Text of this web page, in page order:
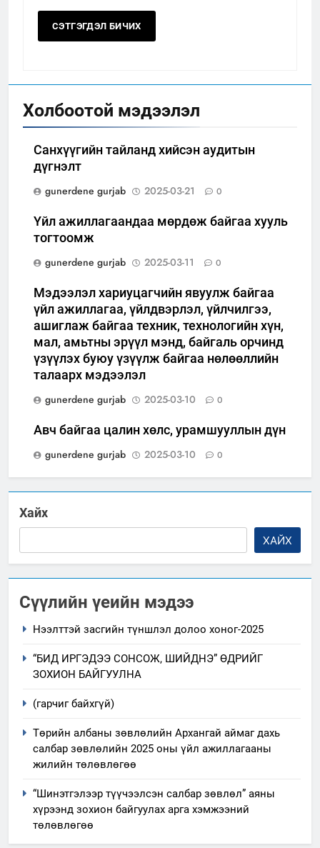
Холбоотой мэдээлэл
Санхүүгийн тайланд хийсэн аудитын
дүгнэлт
gunerdene gurjab
2025-03-21 0
Үйл ажиллагаандаа мөрдөж байгаа хууль
тогтоомж
gunerdene gurjab
2025-03-11 0
Мэдээлэл хариуцагчийн явуулж байгаа
үйл ажиллагаа, үйлдвэрлэл, үйлчилгээ,
ашиглаж байгаа техник, технологийн хүн,
мал, амьтны эрүүл мэнд, байгаль орчинд
үзүүлэх буюу үзүүлж байгаа нөлөөллийн
талаарх мэдээлэл
gunerdene gurjab
2025-03-10 0
Авч байгаа цалин хөлс, урамшууллын дүн
gunerdene gurjab
2025-03-10 0
Хайх
ХАЙХ
Сүүлийн үеийн мэдээ
Нээлттэй засгийн түншлэл долоо хоног-2025
“БИД ИРГЭДЭЭ СОНСОЖ, ШИЙДНЭ” ӨДРИЙГ
ЗОХИОН БАЙГУУЛНА
(гарчиг байхгүй)
Төрийн албаны зөвлөлийн Архангай аймаг дахь
салбар зөвлөлийн 2025 оны үйл ажиллагааны
жилийн төлөвлөгөө
“Шинэтгэлээр түүчээлсэн салбар зөвлөл” аяны
хүрээнд зохион байгуулах арга хэмжээний
төлөвлөгөө